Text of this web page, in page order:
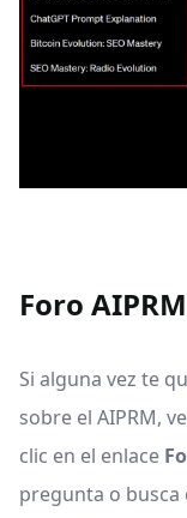
Foro AIPRM
Si alguna vez te
sobre el AIPRM,
clic en el enlace
pregunta o busca